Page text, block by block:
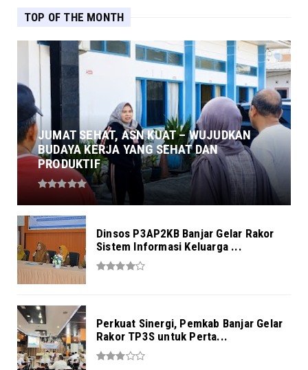
TOP OF THE MONTH
JUMAT SEHAT, ASN KUAT – WUJUDKAN
BUDAYA KERJA YANG SEHAT DAN
PRODUKTIF
Dinsos P3AP2KB Banjar Gelar Rakor
Sistem Informasi Keluarga ...
Perkuat Sinergi, Pemkab Banjar Gelar
Rakor TP3S untuk Perta...